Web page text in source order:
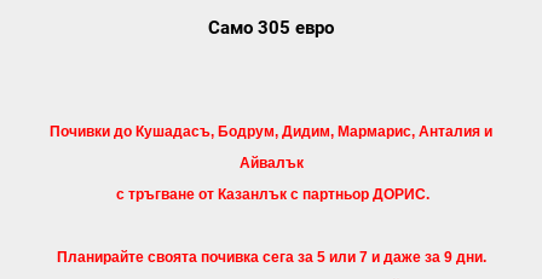
Само 305 евро
Почивки до Кушадасъ, Бодрум, Дидим, Мармарис, Анталия и
Айвалък
с тръгване от Казанлък с партньор ДОРИС.
Планирайте своята почивка сега за 5 или 7 и даже за 9 дни.